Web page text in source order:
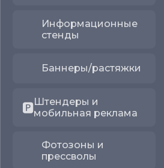
Информационные
стенды
Баннеры/растяжки
🅿️Штендеры и
мобильная реклама
Фотозоны и
прессволы